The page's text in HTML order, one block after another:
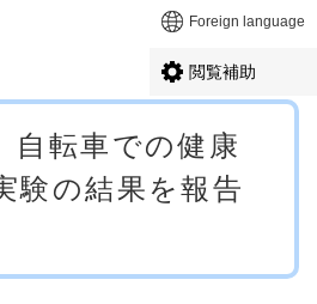
を飛ばして本文へ Foreign language
閲覧補助
転車での健康
験の結果を報告